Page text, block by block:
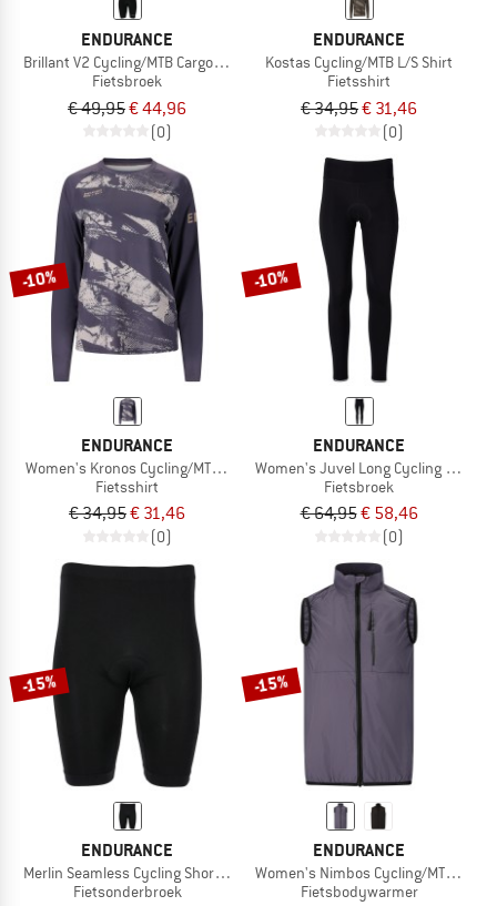
ENDURANCE
Brillant V2 Cycling/MTB Cargo Tights
Fietsbroek
€ 49,95€ 44,96
(0)
ENDURANCE
Kostas Cycling/MTB L/S Shirt
Fietsshirt
€ 34,95€ 31,46
(0)
-10%
ENDURANCE
Women's Kronos Cycling/MTB L/S Shirt
Fietsshirt
€ 34,95€ 31,46
(0)
-10%
ENDURANCE
Women's Juvel Long Cycling Tights
Fietsbroek
€ 64,95€ 58,46
(0)
-15%
ENDURANCE
Merlin Seamless Cycling Short Tights
Fietsonderbroek
-15%
ENDURANCE
Women's Nimbos Cycling/MTB
Fietsbodywarmer